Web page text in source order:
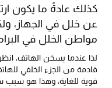
كذلك عادةً ما يكون
عن خلل في الجهاز،
مواطن الخلل في
لذا عندما يسخن الهاتف، انظر
قادمة من الجزء الخلفي
قوية للغاية، وهذا هو سبب